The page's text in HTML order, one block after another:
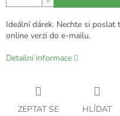
Ideální dárek. Nechte si
online verzi do e-mailu.
Detailní informace
ZEPTAT SE HLÍDAT